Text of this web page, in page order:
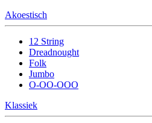
Akoestisch
12 String
Dreadnought
Folk
Jumbo
O-OO-OOO
Klassiek